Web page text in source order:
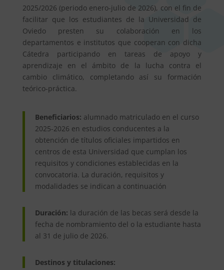
2025/2026 (periodo enero-julio de 2026), con el fin de
facilitar que los estudiantes de la Universidad de
Oviedo presten su colaboración en los
departamentos e institutos que cooperan con dicha
Cátedra participando en tareas de apoyo y
aprendizaje en el ámbito de la lucha contra el
cambio climático, completando así su formación
teórico-práctica.
Beneficiarios: alumnado matriculado en el curso
2025-2026 en estudios conducentes a la
obtención de títulos oficiales impartidos en
centros de esta Universidad que cumplan los
requisitos y condiciones establecidas en la
convocatoria. La duración, requisitos y
modalidades se indican a continuación
Duración: la duración de las becas será desde la
fecha de nombramiento del o la estudiante hasta
al 31 de julio de 2026.
Destinos y titulaciones: